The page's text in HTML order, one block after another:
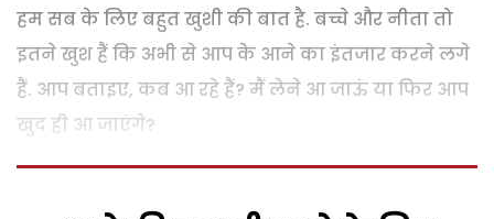
हम सब के लिए बहुत खुशी की बात है. बच्चे और नीता तो
इतने खुश हैं कि अभी से आप के आने का इंतजार करने लगे
हैं. आप बताइए, कब आ रहे हैं? मैं लेने आ जाऊं या फिर आप
खुद ही आ जाएंगे?